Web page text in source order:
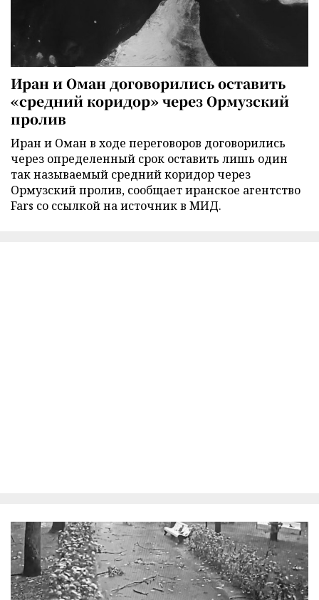
Иран и Оман договорились оставить
«средний коридор» через Ормузский
пролив
Иран и Оман в ходе переговоров договорились
через определенный срок оставить лишь один
так называемый средний коридор через
Ормузский пролив, сообщает иранское агентство
Fars со ссылкой на источник в МИД.